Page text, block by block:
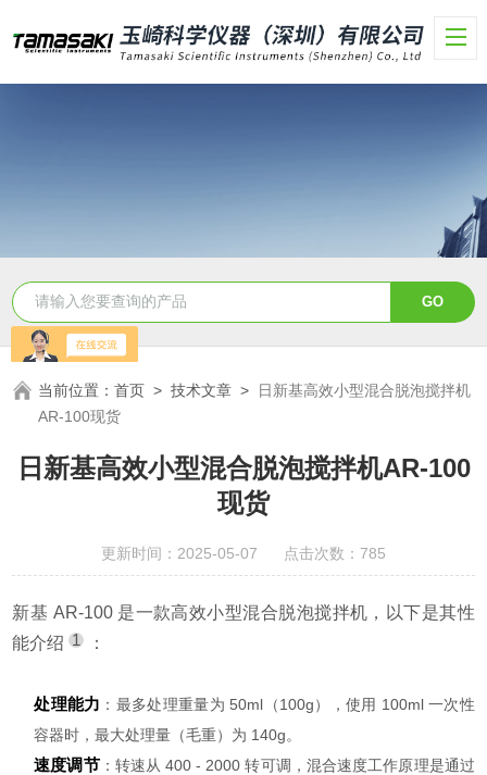
当前位置：首页 >技术文章 >
日新基高效小型混合脱泡搅拌机
AR-100现货
日新基高效小型混合脱泡搅拌机AR-100
现货
更新时间：2025-05-07 点击次数：785
新基 AR-100 是一款高效小型混合脱泡搅拌机，以下是其性
能介绍 1 ：
处理能力 ：最多处理重量为 50ml（100g），使用 100ml 一次性
容器时，最大处理量（毛重）为 140g。
速度调节：转速从 400 - 2000 转可调，混合速度工作原理是通过